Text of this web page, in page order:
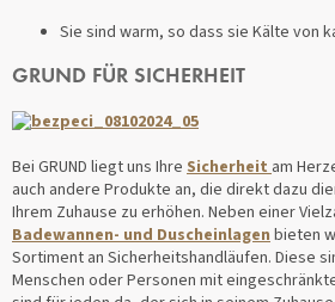
Sie sind warm, so dass sie Kälte von
GRUND FÜR SICHERHEIT
Bei GRUND liegt uns Ihre Sicherheit am
auch andere Produkte an, die direkt dazu
Ihrem Zuhause zu erhöhen. Neben einer
Badewannen- und Duscheinlagen bieten
Sortiment an Sicherheitshandläufen. Diese
Menschen oder Personen mit